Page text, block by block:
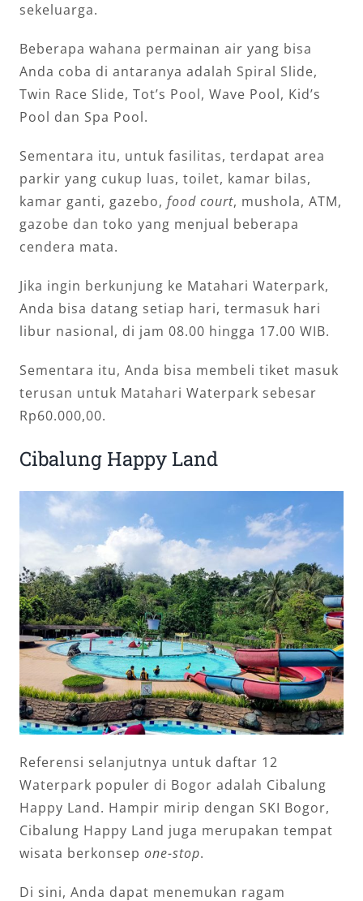
sekeluarga.
Beberapa wahana permainan air yang bisa
Anda coba di antaranya adalah Spiral Slide,
Twin Race Slide, Tot’s Pool, Wave Pool, Kid’s
Pool dan Spa Pool.
Sementara itu, untuk fasilitas, terdapat area
parkir yang cukup luas, toilet, kamar bilas,
kamar ganti, gazebo, food court, mushola, ATM,
gazobe dan toko yang menjual beberapa
cendera mata.
Jika ingin berkunjung ke Matahari Waterpark,
Anda bisa datang setiap hari, termasuk hari
libur nasional, di jam 08.00 hingga 17.00 WIB.
Sementara itu, Anda bisa membeli tiket masuk
terusan untuk Matahari Waterpark sebesar
Rp60.000,00.
Cibalung Happy Land
Referensi selanjutnya untuk daftar 12
Waterpark populer di Bogor adalah Cibalung
Happy Land. Hampir mirip dengan SKI Bogor,
Cibalung Happy Land juga merupakan tempat
wisata berkonsep one-stop.
Di sini, Anda dapat menemukan ragam